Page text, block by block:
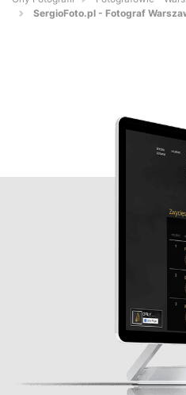
SergioFoto.pl - Fotograf